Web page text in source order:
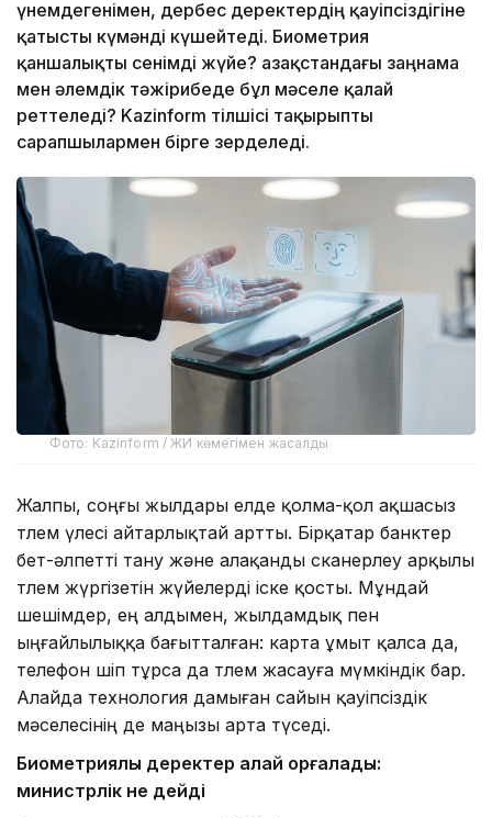
үнемдегенімен, дербес деректердің қауіпсіздігіне
қатысты күмәнді күшейтеді. Биометрия
қаншалықты сенімді жүйе? Қазақстандағы заңнама
мен әлемдік тәжірибеде бұл мәселе қалай
реттеледі? Kazinform тілшісі тақырыпты
сарапшылармен бірге зерделеді.
Фото: Kazinform / ЖИ көмегімен жасалды
Жалпы, соңғы жылдары елде қолма-қол ақшасыз
төлем үлесі айтарлықтай артты. Бірқатар банктер
бет-әлпетті тану және алақанды сканерлеу арқылы
төлем жүргізетін жүйелерді іске қосты. Мұндай
шешімдер, ең алдымен, жылдамдық пен
ыңғайлылыққа бағытталған: карта ұмыт қалса да,
телефон өшіп тұрса да төлем жасауға мүмкіндік бар.
Алайда технология дамыған сайын қауіпсіздік
мәселесінің де маңызы арта түседі.
Биометриялық деректер қалай қорғалады:
министрлік не дейді